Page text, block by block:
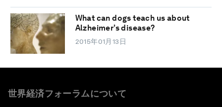
What can dogs teach us about
Alzheimer’s disease?
2015年01月13日
世界経済フォーラムについて